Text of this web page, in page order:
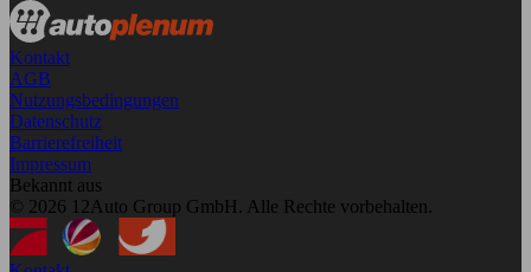
Kontakt
AGB
Nutzungsbedingungen
Datenschutz
Barrierefreiheit
Impressum
Bekannt aus
© 2026 12Auto Group GmbH. Alle Rechte vorbehalten.